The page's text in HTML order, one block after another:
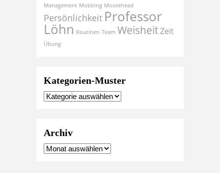
Management Mobbing Moorehead
Persönlichkeit Professor
Löhn Routinen Team WeisheitZeit
Übung
Kategorien-Muster
Archiv